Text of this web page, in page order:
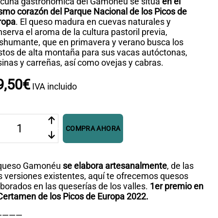
corazón del Parque Nacional de los Picos de
. El queso madura en cuevas naturales y
el aroma de la cultura pastoril previa,
que en primavera y verano busca los
de alta montaña para sus vacas autóctonas,
y carreñas, así como ovejas y cabras.
,50€ IVA incluido
COMPRA AHORA
Gamonéu se elabora artesanalmente, de las
versiones existentes, aquí te ofrecemos quesos
en las queserías de los valles. 1er premio en
de los Picos de Europa 2022.